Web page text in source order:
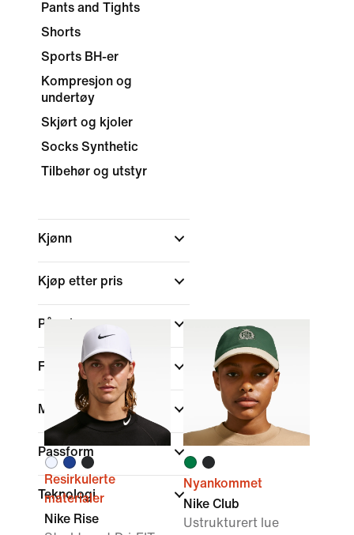
Pants and Tights
Shorts
Sports BH-er
Kompresjon og
undertøy
Skjørt og kjoler
Socks Synthetic
Tilbehør og utstyr
Kjønn
Kjøp etter pris
På salg
Farge
Merke
Passform
Teknologi
Resirkulerte
materialer
Nike Rise
Nyankommet
Nike Club
Ustrukturert lue